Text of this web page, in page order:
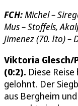
FCH:Michel –
Mus – Stoffels,
Jimenez (70. Ito) –
Viktoria Glesch/
(0:2). Diese
gelohnt. Der
aus Bergheim